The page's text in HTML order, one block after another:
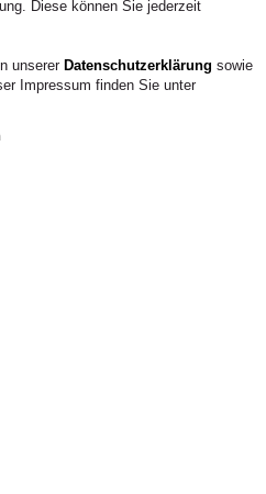
B.A. Kunst-
vorheriger Vereinbarung
Diese können Sie jederzeit
unserer Datenschutzerklärung sowie
Impressum finden Sie unter